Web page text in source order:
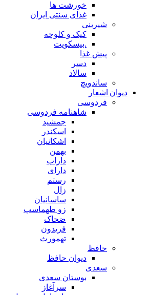
خورشت ها
غذای سنتی ایران
شیرینی
کیک و کلوچه
.بیسکویت
پیش غذا
دسر
سالاد
ساندویچ
دیوان اشعار
فردوسی
شاهنامه فردوسی
جمشید
اسکندر
اشکانیان
بهمن
داراب
دارای
رستم
زال
ساسانیان
زو طهماسپ‏
ضحاک
فریدون
تهمورث
حافظ
دیوان حافظ
سعدی
بوستان سعدی
سرآغاز